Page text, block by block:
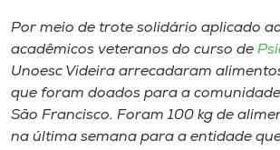
Unoesc
Store
Por meio de trote solidário aplicado
acadêmicos veteranos do curso de
Unoesc Videira arrecadaram
que foram doados para a
São Francisco. Foram 100 kg de
na ​ú​ltima semana para a entidade